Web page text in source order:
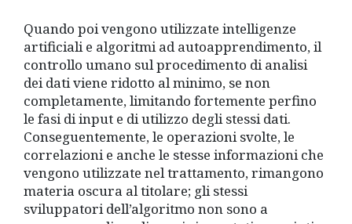
Quando poi vengono utilizzate intelligenze
artificiali e algoritmi ad autoapprendimento, il
controllo umano sul procedimento di analisi
dei dati viene ridotto al minimo, se non
completamente, limitando fortemente perfino
le fasi di input e di utilizzo degli stessi dati.
Conseguentemente, le operazioni svolte, le
correlazioni e anche le stesse informazioni che
vengono utilizzate nel trattamento, rimangono
materia oscura al titolare; gli stessi
sviluppatori dell’algoritmo non sono a